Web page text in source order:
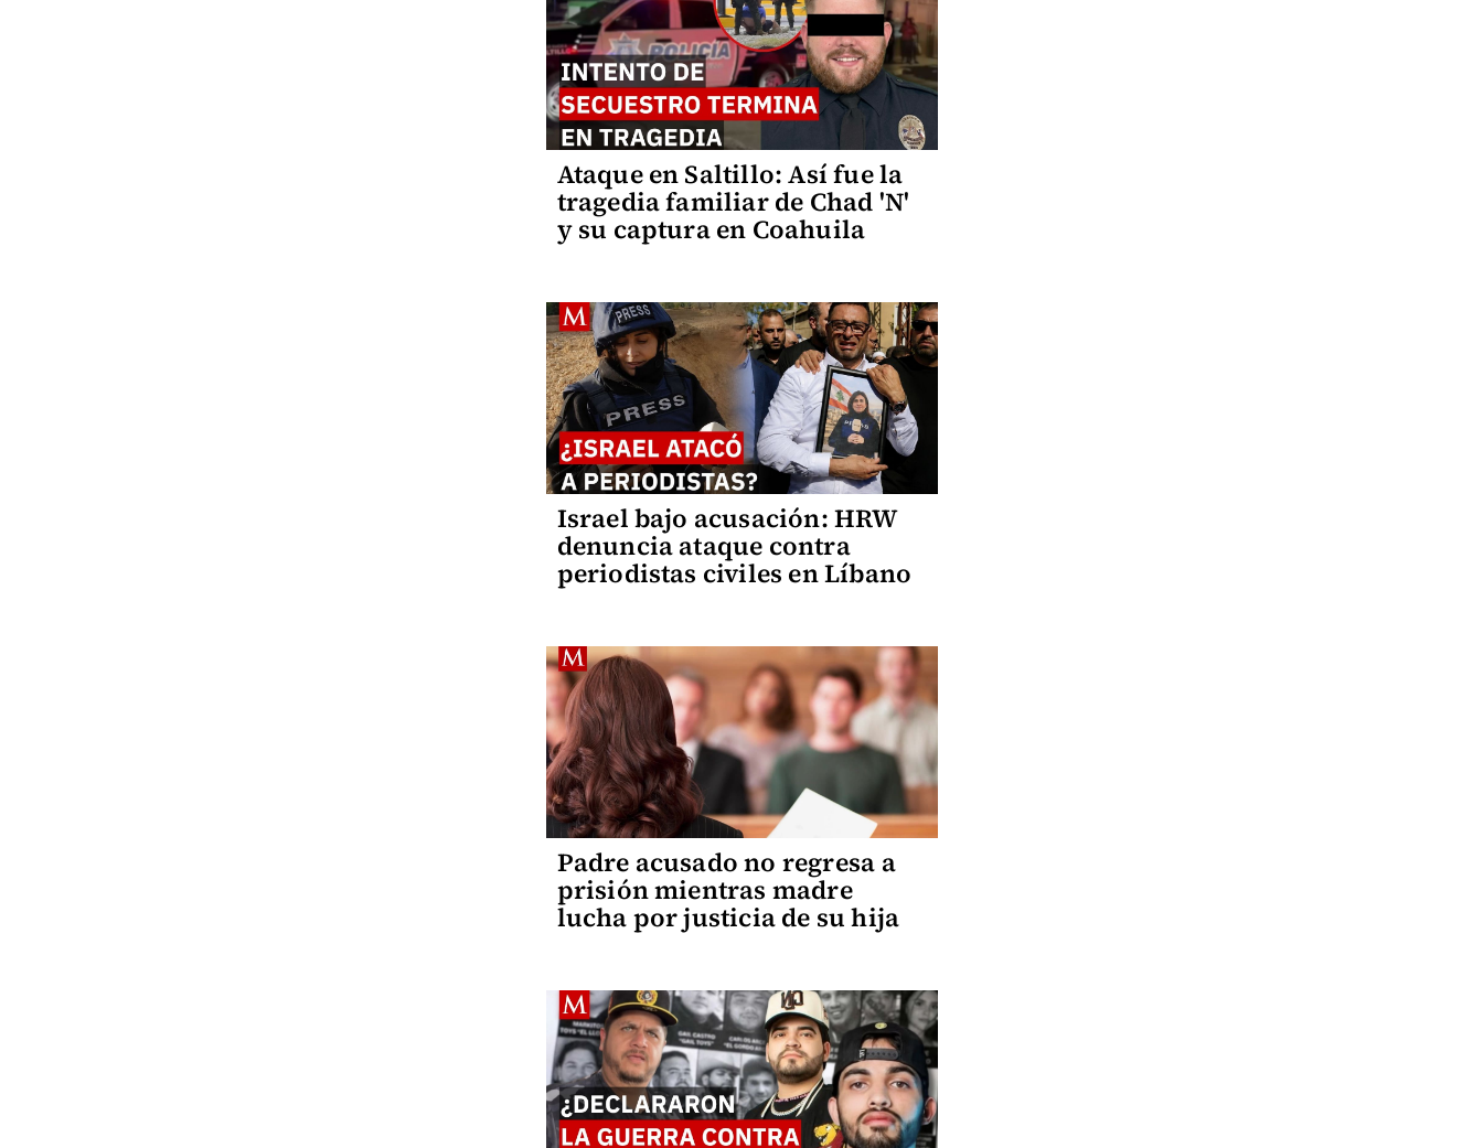
Ataque en Saltillo: Así fue la
tragedia familiar de Chad 'N'
y su captura en Coahuila
Israel bajo acusación: HRW
denuncia ataque contra
periodistas civiles en Líbano
Padre acusado no regresa a
prisión mientras madre
lucha por justicia de su hija